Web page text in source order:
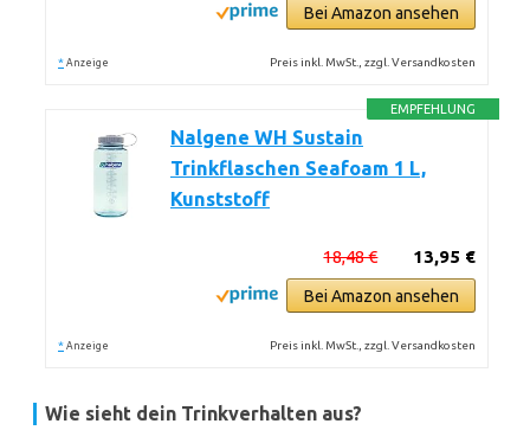
Bei Amazon ansehen
* Anzeige Preis inkl. MwSt., zzgl. Versandkosten
EMPFEHLUNG
Nalgene WH Sustain
Trinkflaschen Seafoam 1 L,
Kunststoff
13,95 €
18,48 €
Bei Amazon ansehen
* Anzeige Preis inkl. MwSt., zzgl. Versandkosten
Wie sieht dein Trinkverhalten aus?